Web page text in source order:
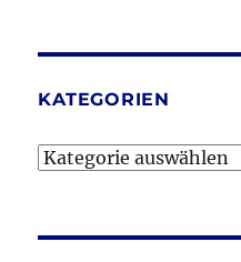
KATEGORIEN
Kategorien